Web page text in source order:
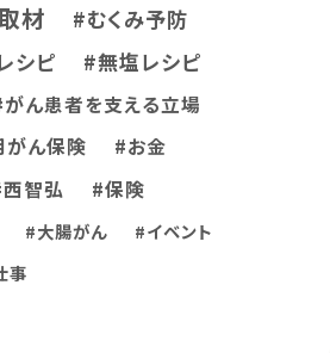
材
#むくみ予防
シピ #無塩レシピ
ん患者を支える立場
ん保険
#お金
智弘 #保険
#大腸がん
#イベント
事